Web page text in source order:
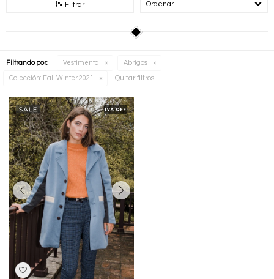
Filtrar Recomendados
Filtrando por: Vestimenta Abrigos
Colección: Fall Winter 2021 Quitar filtros